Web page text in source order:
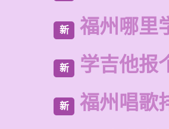
新 福州哪里
新 学吉他报
新 福州唱歌